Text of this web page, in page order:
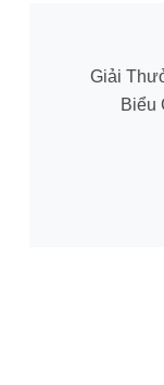
Giải
Biểu